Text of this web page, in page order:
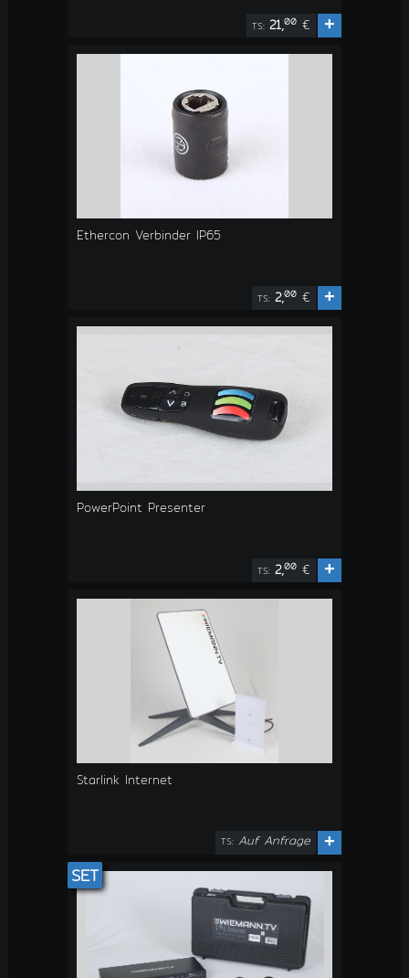
TS: 21,00 € +
Ethercon Verbinder IP65
TS: 2,00 € +
PowerPoint Presenter
TS: 2,00 € +
Starlink Internet
TS: Auf Anfrage +
SET